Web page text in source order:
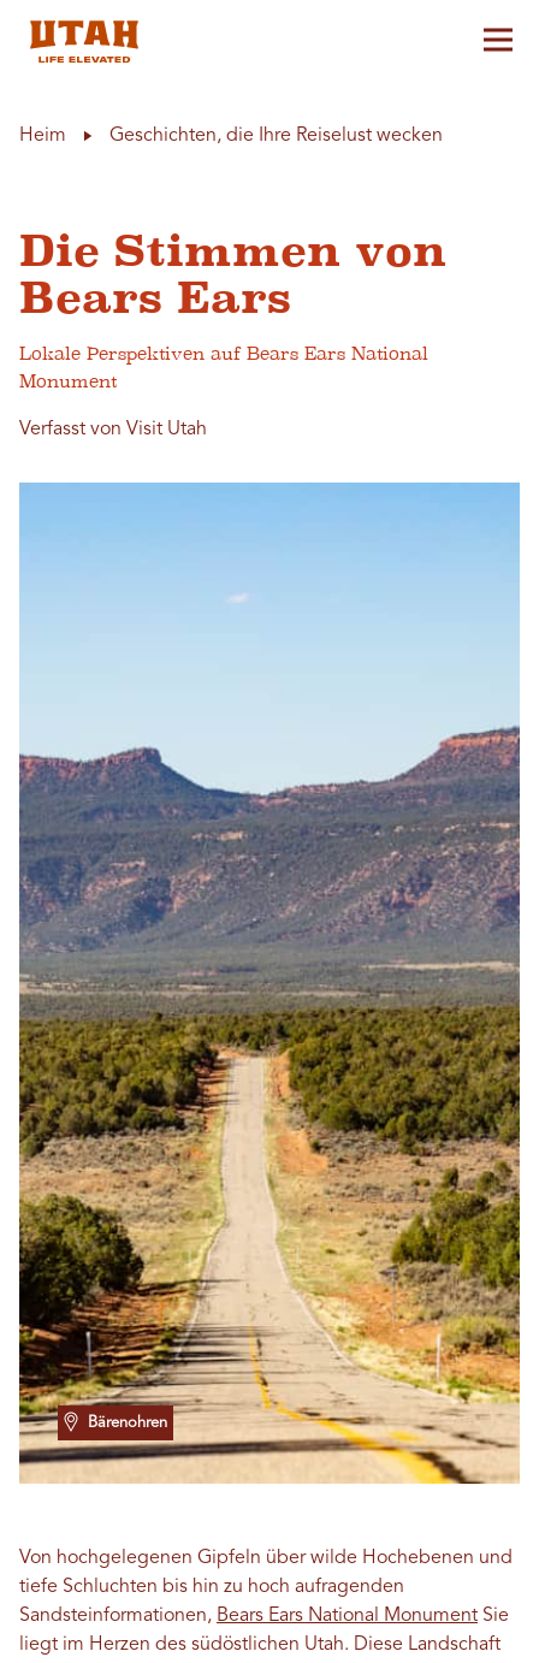
Heim Geschichten, die Ihre Reiselust wecken
Die Stimmen von
Bears Ears
Lokale Perspektiven auf Bears Ears National
Monument
Verfasst von Visit Utah
Bärenohren
Von hochgelegenen Gipfeln über wilde Hochebenen und
tiefe Schluchten bis hin zu hoch aufragenden
Sandsteinformationen, Bears Ears National Monument Sie
liegt im Herzen des südöstlichen Utah. Diese Landschaft